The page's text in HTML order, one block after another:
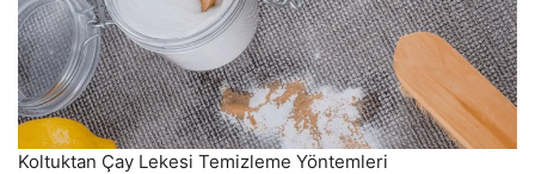
Koltuktan Çay Lekesi Temizleme Yöntemleri